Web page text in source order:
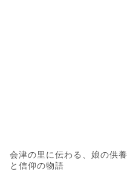
会津の里に伝わる、娘の供養
と信仰の物語